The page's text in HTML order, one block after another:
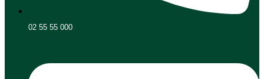
02 55 55 000